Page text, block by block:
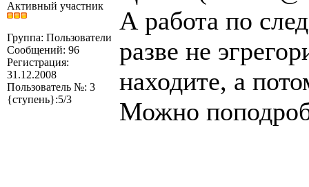
Активный участник
Группа: Пользователи
Сообщений: 96
Регистрация:
31.12.2008
Пользователь №: 3
{ступень}:5/3
А работа по
разве не
находите, а
Можно